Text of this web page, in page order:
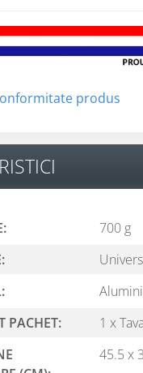
produs
700 g
PACHET:
1 x
45.5 x